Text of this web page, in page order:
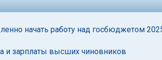
начать работу над госбюджетом
и зарплаты высших чиновников